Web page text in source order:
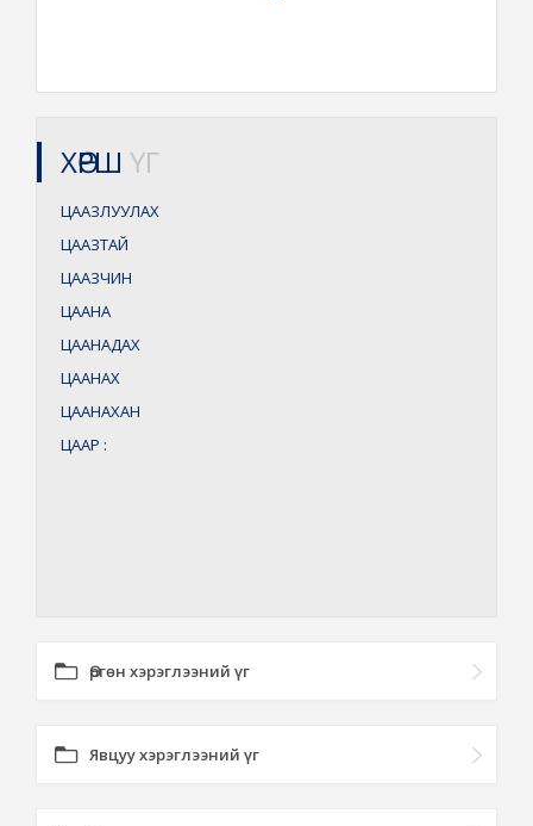
ХӨРШ ҮГ
ЦААЗЛУУЛАХ
ЦААЗТАЙ
ЦААЗЧИН
ЦААНА
ЦААНАДАХ
ЦААНАХ
ЦААНАХАН
ЦААР :
Өргөн хэрэглээний үг
Явцуу хэрэглээний үг